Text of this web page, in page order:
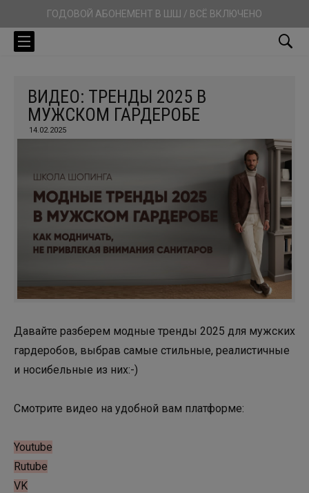
ГОДОВОЙ АБОНЕМЕНТ В ШШ / ВСЁ ВКЛЮЧЕНО
ВИДЕО: ТРЕНДЫ 2025 В
МУЖСКОМ ГАРДЕРОБЕ
14.02.2025
Давайте разберем модные тренды 2025 для мужских
гардеробов, выбрав самые стильные, реалистичные
и носибельные из них:-)
Смотрите видео на удобной вам платформе:
Youtube
Rutube
VK